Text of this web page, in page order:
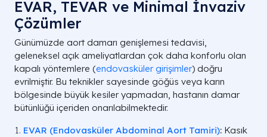
EVAR, TEVAR ve Minimal İnvaziv
Çözümler
Günümüzde aort damarı genişlemesi tedavisi,
geleneksel açık ameliyatlardan çok daha konforlu olan
kapalı yöntemlere (endovasküler girişimler) doğru
evrilmiştir. Bu teknikler sayesinde göğüs veya karın
bölgesinde büyük kesiler yapmadan, hastanın damar
bütünlüğü içeriden onarılabilmektedir.
EVAR (Endovasküler Abdominal Aort Tamiri): Kasık